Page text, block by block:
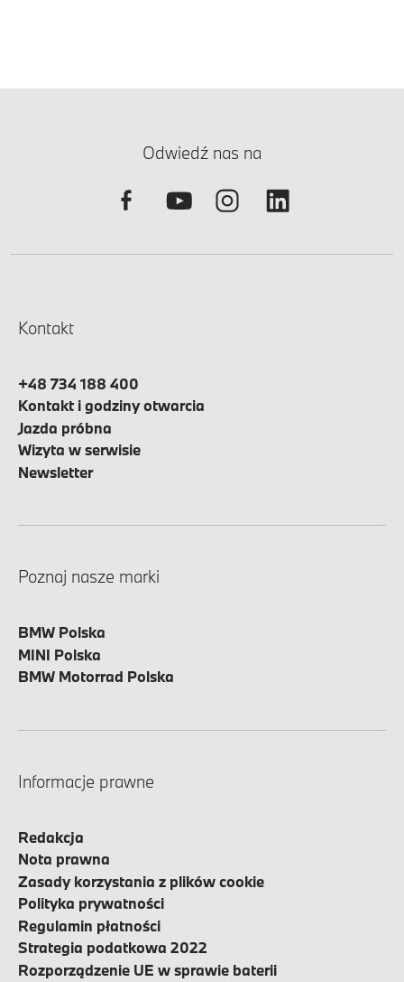
Odwiedź nas na
Kontakt
+48 734 188 400
Kontakt i godziny otwarcia
Jazda próbna
Wizyta w serwisie
Newsletter
Poznaj nasze marki
BMW Polska
MINI Polska
BMW Motorrad Polska
Informacje prawne
Redakcja
Nota prawna
Zasady korzystania z plików cookie
Polityka prywatności
Regulamin płatności
Strategia podatkowa 2022
Rozporządzenie UE w sprawie baterii